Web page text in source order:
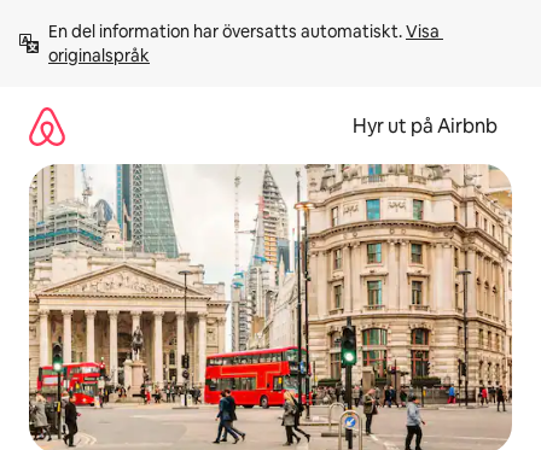
innehåll
En del information har översatts automatiskt. Visa
originalspråk
Hyr ut på Airbnb